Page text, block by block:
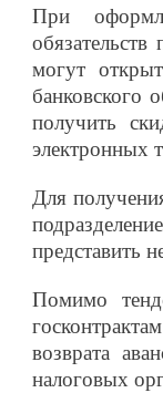
При
могут
банковского
получить
электронных
Для
представить
Помимо
возврата
налоговых